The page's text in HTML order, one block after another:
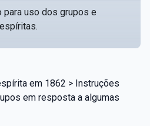
para uso dos grupos e
em 1862 > Instruções
em resposta a algumas